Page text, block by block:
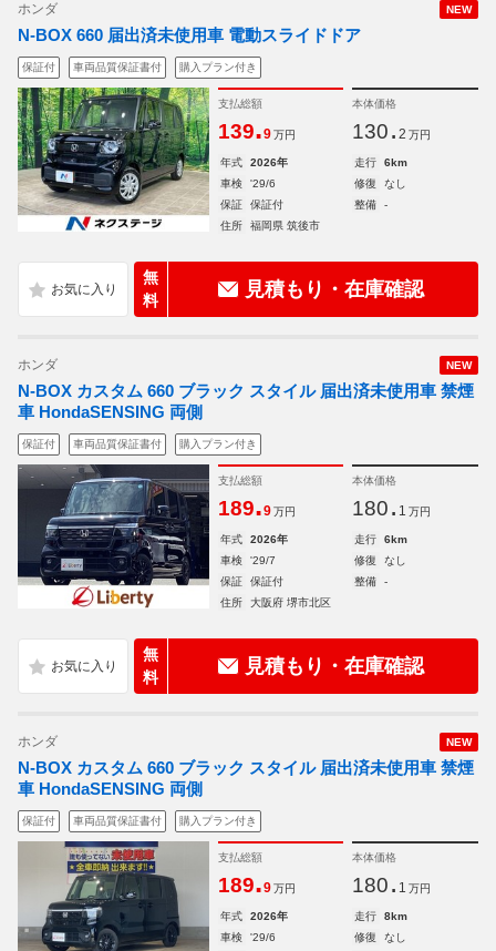
NEW
ホンダ
N-BOX 660 届出済未使用車 電動スライドドア
保証付 車両品質保証書付 購入プラン付き
支払総額
139.9 万円
本体価格
130. 2 万円
年式 2026年 走行
6km
車検
'29/6 修復
なし
保証
保証付 整備
-
住所
福岡県 筑後市
無
料
見積もり・在庫確認
NEW
ホンダ
N-BOX カスタム 660 ブラック スタイル 届出済未使用車 禁煙
車 HondaSENSING 両側
保証付 車両品質保証書付 購入プラン付き
支払総額
189.9 万円
本体価格
180. 1 万円
年式 2026年 走行
6km
車検
'29/7 修復
なし
保証
保証付 整備
-
住所
大阪府 堺市北区
無
料
見積もり・在庫確認
NEW
ホンダ
N-BOX カスタム 660 ブラック スタイル 届出済未使用車 禁煙
車 HondaSENSING 両側
保証付 車両品質保証書付 購入プラン付き
支払総額
189.9 万円
本体価格
180. 1 万円
年式 2026年 走行
8km
車検
'29/6 修復
なし